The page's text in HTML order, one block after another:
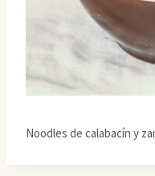
Noodles de calabacín y